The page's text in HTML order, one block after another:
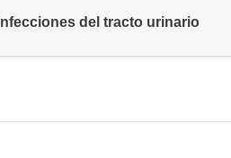
Infecciones del tracto urinario